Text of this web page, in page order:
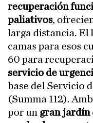
recuperación
paliativos,
larga distancia. El
camas para esos
60 para
servicio de
base del Servicio
(Summa 112).
por un gran jardín